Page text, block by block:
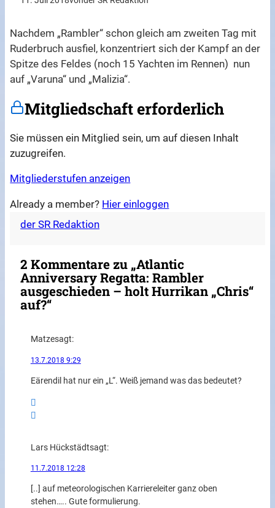
Nachdem „Rambler“ schon gleich am zweiten Tag mit
Ruderbruch ausfiel, konzentriert sich der Kampf an der
Spitze des Feldes (noch 15 Yachten im Rennen) nun
auf „Varuna“ und „Malizia“.
Mitgliedschaft erforderlich
Sie müssen ein Mitglied sein, um auf diesen Inhalt
zuzugreifen.
Mitgliederstufen anzeigen
Already a member? Hier einloggen
der SR Redaktion
2 Kommentare zu „Atlantic
Anniversary Regatta: Rambler
ausgeschieden – holt Hurrikan „Chris“
auf?“
Matzesagt:
13.7.2018 9:29
Eärendil hat nur ein „L“. Weiß jemand was das bedeutet?
Lars Hückstädtsagt:
11.7.2018 12:28
[..] auf meteorologischen Karriereleiter ganz oben
stehen….. Gute formulierung.